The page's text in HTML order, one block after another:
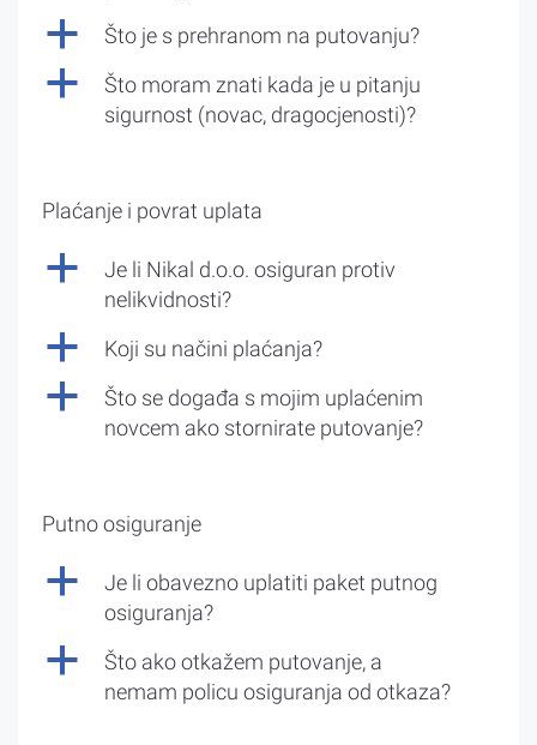
a Što je s prehranom na putovanju?
a
Što moram znati kada je u pitanju
sigurnost (novac, dragocjenosti)?
Plaćanje i povrat uplata
a
Je li Nikal d.o.o. osiguran protiv
nelikvidnosti?
a Koji su načini plaćanja?
a
Što se događa s mojim uplaćenim
novcem ako stornirate putovanje?
Putno osiguranje
a
Je li obavezno uplatiti paket putnog
osiguranja?
a
Što ako otkažem putovanje, a
nemam policu osiguranja od otkaza?